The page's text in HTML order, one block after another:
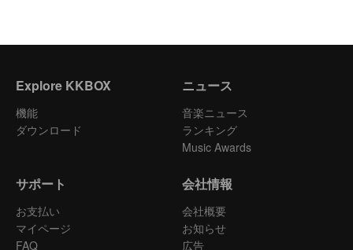
Explore KKBOX
機能
ダウンロード
ニュース
音楽ニュース
ランキング
Music Awards
サポート
お支払い
マイページ
FAQ
会社情報
会社概要
お知らせ
広告